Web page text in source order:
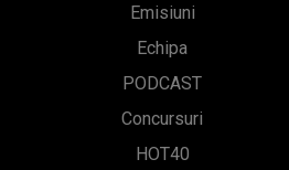
Emisiuni
Echipa
PODCAST
Concursuri
HOT40